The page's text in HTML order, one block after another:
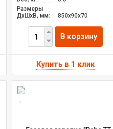
Размеры
ДxШxВ, мм:
850х90х70
В корзину